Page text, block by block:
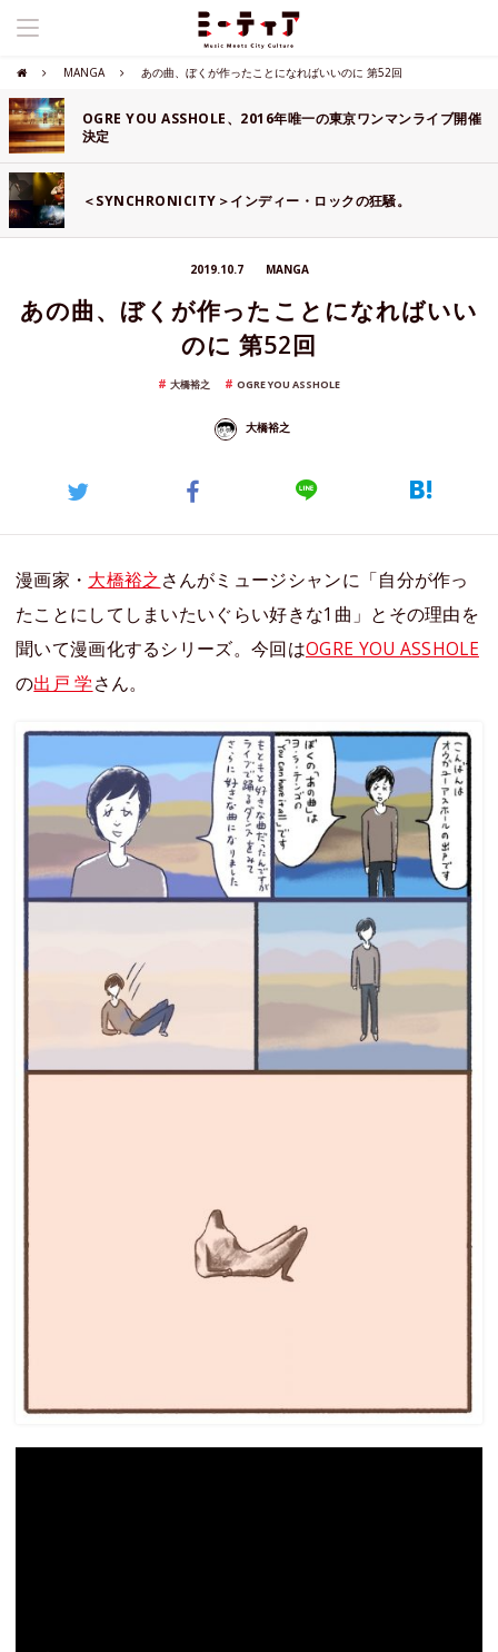
MANGA あの曲、ぼくが作ったことになればいいのに 第52回
OGRE YOU ASSHOLE、2016年唯一の東京ワンマンライブ開催
決定
＜SYNCHRONICITY＞インディー・ロックの狂騒。
2019.10.7 MANGA
あの曲、ぼくが作ったことになればいい
のに 第52回
大橋裕之 OGRE YOU ASSHOLE
大橋裕之
漫画家・ 大橋裕之 さんがミュージシャンに「自分が作っ
たことにしてしまいたいぐらい好きな1曲」とその理由を
聞いて漫画化するシリーズ。今回はOGRE YOU ASSHOLE
の出戸 学さん。